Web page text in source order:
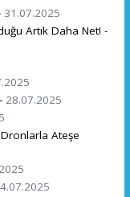
31.07.2025
Artık Daha Net! -
28.07.2025
Ateşe